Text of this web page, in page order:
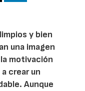
y bien
una imagen
motivación
crear un
Aunque